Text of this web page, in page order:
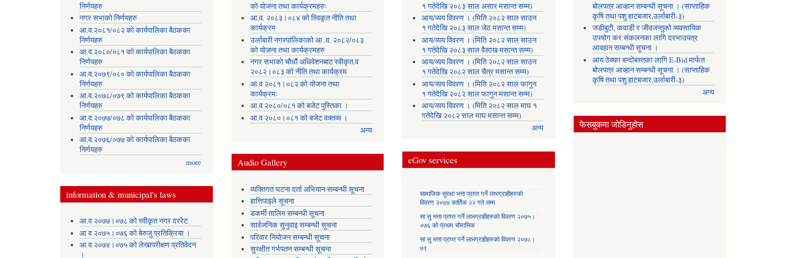
निर्णयहरु
नगर सभाको निर्णयहरु
आ.व.२०८१/०८२ को कार्यपालिका बैठकका
निर्णयहरु
आ.व.२०८०/०८१ को कार्यपालिका बैठकका
निर्णयहरु
आ.व.२०७९/०८० को कार्यपालिका बैठकका
निर्णयहरु
आ.व.२०७८/०७९ को कार्यपालिका बैठकका
निर्णयहरु
आ.व.२०७७/०७८ को कार्यपालिका बैठकका
निर्णयहरु
आ.व.२०७६/०७७ को कार्यपालिका बैठकका
निर्णयहरु
more
information & municipal's laws
आ.व २०७७।०७८ को स्वीकृत नगर दररेट
आ व २०७५।०७६ को बेरुजु प्रतिक्रिया ।
आ व २०७४।०७५ काे लेखापरीक्षण प्रतिवेदन
।
को योजना तथा कार्यक्रमहरुः
आ.व. २०८३।०८४ को स्विकृत नीति तथा
कार्यक्रम
उर्लाबारी नगरपालिकाको आ .व. २०८२/०८३
को योजना तथा कार्यक्रमहरु
नगर सभाको चौधौं अधिवेशनबाट स्वीकृत.व
२०८२।०८३ को नीति तथा कार्यक्रम
आ.व २०८१।०८२ को योजना तथा
कार्यक्रमः
आ.व २०८०/०८१ को बजेट पुस्तिका ।
आ.व २०८०।०८१ को बजेट वक्तव्य ।
अन्य
Audio Gallery
व्यक्तिगत घटना दर्ता अभियान सम्बन्धी सूचना
हात्तिपाइले सूचना
डकर्मी तालिम सम्बन्धी सूचना
सार्वजनिक सुनुवाइ सम्बन्धी सूचना
परिवार नियोजन सम्बन्धी सूचना
सुरक्षीत गर्भपतन सम्बन्धी सूचना
१ गतेदेखि २०८३ साल असार मसान्त सम्म)
आय/व्यय विवरण । (मिति २०८२ साल साउन
१ गतेदेखि २०८३ साल जेठ मसान्त सम्म)
आय/व्यय विवरण । (मिति २०८२ साल साउन
१ गतेदेखि २०८३ साल वैसाख मसान्त सम्म)
आय/व्यय विवरण । (मिति २०८२ साल साउन
१ गतेदेखि २०८२ साल चैत्र मसान्त सम्म)
आय/व्यय विवरण । (मिति २०८२ साल फागुन
१ गतेदेखि २०८२ साल फागुन मसान्त सम्म)
आय/व्यय विवरण । (मिति २०८२ साल माघ १
गतेदेखि २०८२ साल माघ मसान्त सम्म)
अन्य
eGov services
सामाजिक सुरक्षा भत्ता प्राप्त गर्ने लाभग्राहीहरुकाे
विवरण २०७४ कार्तिक २२ गते सम्म
सा‍ सु भत्ता प्राप्त गर्ने लाभग्राहीहरुकाे विवरण २०७५।
०७६ काे प्रथम चाैमासिक
सा‍ सु भत्ता प्राप्त गर्ने लाभग्राहीहरुकाे विवरण २०७८।
७९
बोलपत्र आव्हान सम्बन्धी सूचना । (साप्ताहिक
कृषि तथा पशु हाटबजार,उर्लाबारी-३)
जडीबुटी, कवाडी र जीवजन्तुको व्यवसायिक
उपयोग कर संकलनका लागि दरभाउपत्र
आवहान सम्बन्धी सूचना ।
आय ठेक्का बन्दोबस्तका लागि E-Bid मार्फत
बोलपत्र आव्हान सम्बन्धी सूचना । (साप्ताहिक
कृषि तथा पशु हाटबजार,उर्लाबारी-३)
अन्य
फेसबुकमा जोडिनुहोस